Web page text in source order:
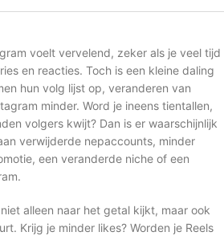
voelt vervelend, zeker als je veel tijd
en reacties. Toch is een kleine daling
hun volg lijst op, veranderen van
minder. Word je ineens tientallen,
volgers kwijt? Dan is er waarschijnlijk
verwijderde nepaccounts, minder
een veranderde niche of een
alleen naar het getal kijkt, maar ook
Krijg je minder likes? Worden je Reels